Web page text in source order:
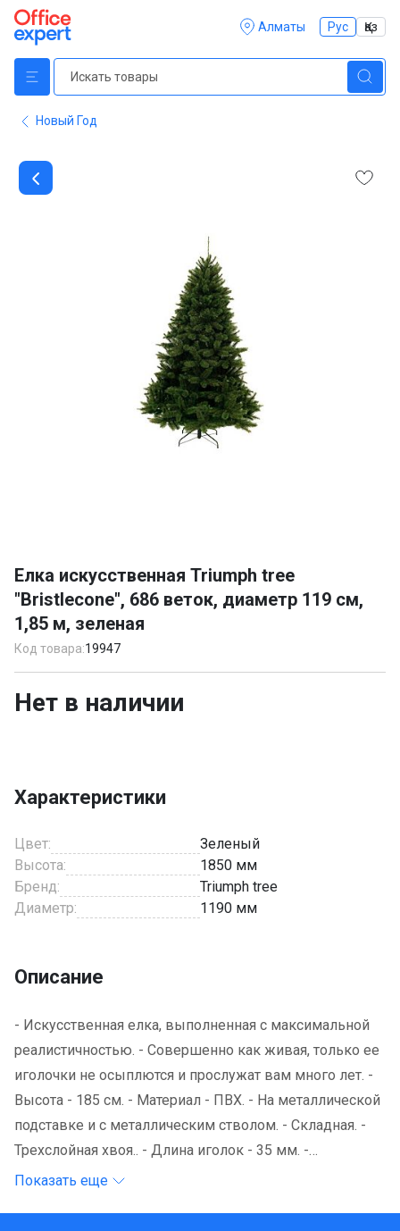
Алматы Рус Қаз
Новый Год
of
1
Елка искусственная Triumph tree
"Bristlecone", 686 веток, диаметр 119 см,
1,85 м, зеленая
Код товара:19947
Нет в наличии
Характеристики
Цвет:
Зеленый
Высота:
1850 мм
Бренд:
Triumph tree
Диаметр:
1190 мм
Описание
- Искусственная елка, выполненная с максимальной
реалистичностью. - Совершенно как живая, только ее
иголочки не осыплются и прослужат вам много лет. -
Высота - 185 см. - Материал - ПВХ. - На металлической
подставке и с металлическим стволом. - Складная. -
Трехслойная хвоя.. - Длина иголок - 35 мм. -
Производство Триумф Три (Таиланд) по лицензии
Показать еще